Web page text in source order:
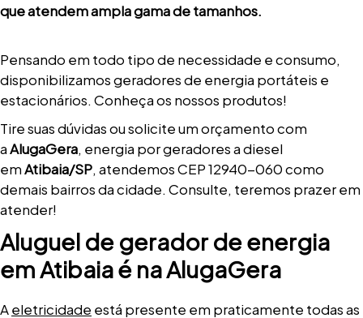
que atendem ampla gama de tamanhos.
Pensando em todo tipo de necessidade e consumo,
disponibilizamos geradores de energia portáteis e
estacionários. Conheça os nossos produtos!
Tire suas dúvidas ou solicite um orçamento com
aAlugaGera, energia por geradores a diesel
emAtibaia/SP, atendemos CEP 12940-060 como
demais bairros da cidade. Consulte, teremos prazer em
atender!
Aluguel de gerador de energia
em Atibaia é na AlugaGera
Aeletricidade está presente em praticamente todas as